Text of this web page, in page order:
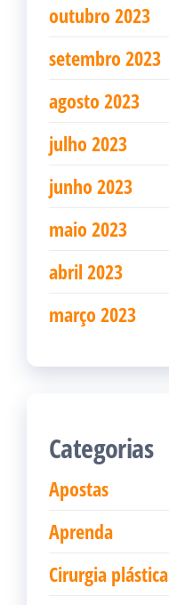
outubro 2023
setembro 2023
agosto 2023
julho 2023
junho 2023
maio 2023
abril 2023
março 2023
Categorias
Apostas
Aprenda
Cirurgia plástica